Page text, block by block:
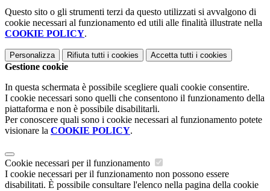
Questo sito o gli strumenti terzi da questo utilizzati si avvalgono di
cookie necessari al funzionamento ed utili alle finalità illustrate nella
COOKIE POLICY.
Personalizza Rifiuta tutti i cookies Accetta tutti i cookies
Gestione cookie
In questa schermata è possibile scegliere quali cookie consentire.
I cookie necessari sono quelli che consentono il funzionamento della
piattaforma e non è possibile disabilitarli.
Per conoscere quali sono i cookie necessari al funzionamento potete
visionare la COOKIE POLICY.
Cookie necessari per il funzionamento
I cookie necessari per il funzionamento non possono essere
disabilitati. È possibile consultare l'elenco nella pagina della cookie